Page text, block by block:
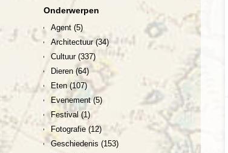
Onderwerpen
Agent (5)
Architectuur(34)
Cultuur (337)
Dieren (64)
Eten(107)
Evenement(5)
Festival (1)
Fotografie (12)
Geschiedenis (153)